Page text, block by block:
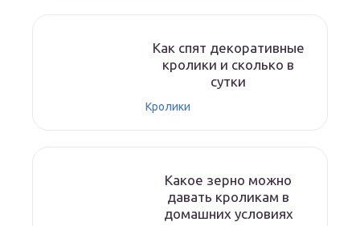
Как спят декоративные
кролики и сколько в
сутки
Кролики
Какое зерно можно
давать кроликам в
домашних условиях